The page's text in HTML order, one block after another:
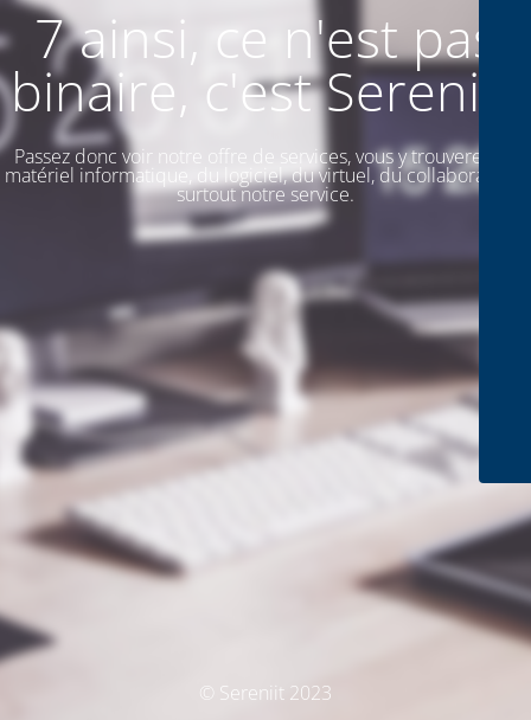
7 ainsi, ce n'est pas
binaire, c'est SereniiT
Passez donc voir notre offre de services, vous y trouverez du
matériel informatique, du logiciel, du virtuel, du collaboratif. Et
surtout notre service.
© Sereniit 2023